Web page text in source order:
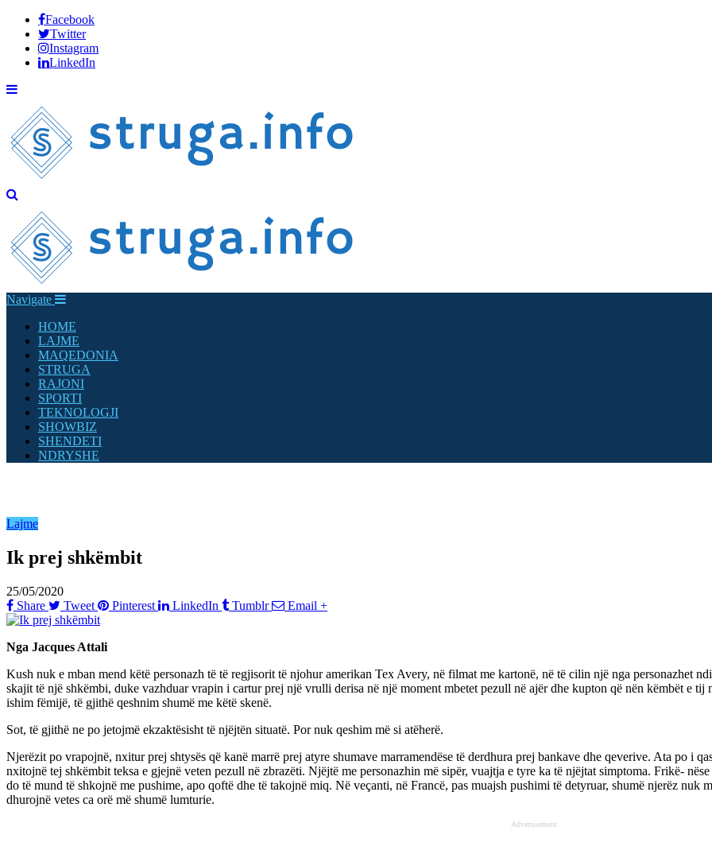
Facebook
Twitter
Instagram
LinkedIn
Navigate
HOME
LAJME
MAQEDONIA
STRUGA
RAJONI
SPORTI
TEKNOLOGJI
SHOWBIZ
SHENDETI
NDRYSHE
Lajme
Ik prej shkëmbit
25/05/2020
Share
Tweet Pinterest LinkedIn Tumblr Email +
Nga Jacques Attali
Kush nuk e mban mend këtë personazh të të regjisorit të njohur amerikan Tex Avery, në filmat me kartonë, në të cilin një nga personazhet
skajit të një shkëmbi, duke vazhduar vrapin i cartur prej një vrulli derisa në një moment mbetet pezull në ajër dhe kupton që nën këmbët e
ishim fëmijë, të gjithë qeshnim shumë me këtë skenë.
Sot, të gjithë ne po jetojmë ekzaktësisht të njëjtën situatë. Por nuk qeshim më si atëherë.
Njerëzit po vrapojnë, nxitur prej shtysës që kanë marrë prej atyre shumave marramendëse të derdhura prej bankave dhe qeverive. Ata po i
nxitojnë tej shkëmbit teksa e gjejnë veten pezull në zbrazëti. Njëjtë me personazhin më sipër, vuajtja e tyre ka të njëjtat simptoma. Frikë-
do të mund të shkojnë me pushime, apo qoftë dhe të takojnë miq. Në veçanti, në Francë, pas muajsh pushimi të detyruar, shumë njerëz nuk
dhurojnë vetes ca orë më shumë lumturie.
Advertisement